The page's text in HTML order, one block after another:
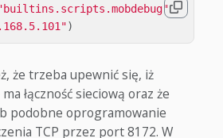
)
że trzeba upewnić się, iż
łączność sieciową oraz że
podobne oprogramowanie
TCP przez port 8172. W